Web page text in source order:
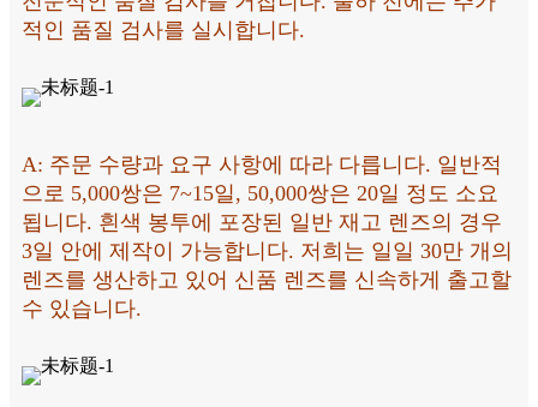
적인 품질 검사를 실시합니다.
A: 주문 수량과 요구 사항에 따라 다릅니다. 일반적
으로 5,000쌍은 7~15일, 50,000쌍은 20일 정도 소요
됩니다. 흰색 봉투에 포장된 일반 재고 렌즈의 경우
3일 안에 제작이 가능합니다. 저희는 일일 30만 개의
렌즈를 생산하고 있어 신품 렌즈를 신속하게 출고할
수 있습니다.